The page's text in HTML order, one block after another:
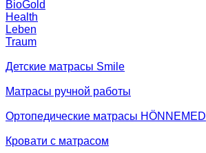
BioGold
Health
Leben
Traum
Детские матрасы Smile
Матрасы ручной работы
Ортопедические матрасы HÖNNEMED
Кровати с матрасом